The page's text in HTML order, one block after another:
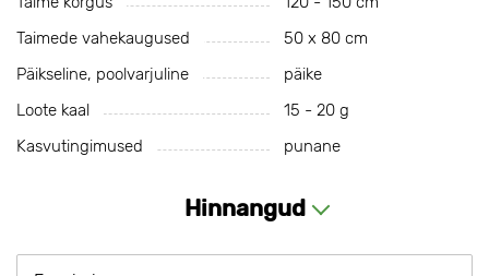
Taimede vahekaugused
50 х 80 cm
Päikseline, poolvarjuline
päike
Loote kaal
15 - 20 g
Kasvutingimused
punane
Hinnangud